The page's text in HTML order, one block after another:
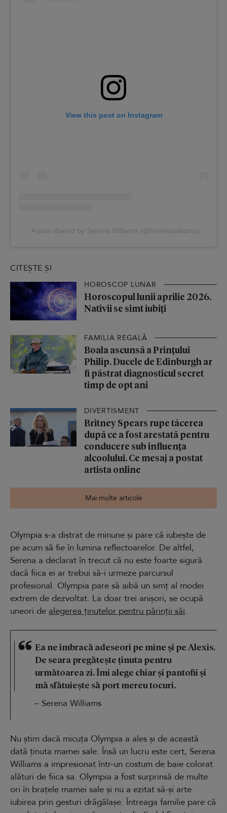
View this post on Instagram
A post shared by Serena Williams (@serenawilliams)
CITEȘTE ȘI
HOROSCOP LUNAR
Horoscopul lunii aprilie 2026.
Nativii se simt iubiți
FAMILIA REGALĂ
Boala ascunsă a Prințului
Philip. Ducele de Edinburgh ar
fi păstrat diagnosticul secret
timp de opt ani
DIVERTISMENT
Britney Spears rupe tăcerea
după ce a fost arestată pentru
conducere sub influența
alcoolului. Ce mesaj a postat
artista online
Mai multe articole
Olympia s-a distrat de minune și pare că iubește de
pe acum să fie în lumina reflectoarelor. De altfel,
Serena a declarat în trecut că nu este foarte sigură
dacă fiica ei ar trebui să-i urmeze parcursul
profesional. Olympia pare să aibă un simț al modei
extrem de dezvoltat. La doar trei anișori, se ocupă
uneori de alegerea ținutelor pentru părinții săi.
Ea ne îmbracă adeseori pe mine și pe Alexis.
De seara pregătește ținuta pentru
următoarea zi. Îmi alege chiar și pantofii și
mă sfătuiește să port mereu tocuri.
– Serena Williams
Nu știm dacă micuța Olympia a ales și de această
dată ținuta mamei sale. Însă un lucru este cert, Serena
Williams a impresionat într-un costum de baie colorat
alături de fiica sa. Olympia a fost surprinsă de multe
ori în brațele mamei sale și nu a ezitat să-și arte
iubirea prin gesturi drăgălașe. Întreaga familie pare că